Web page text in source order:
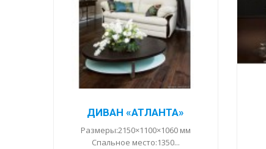
ДИВАН «АТЛАНТА»
Размеры:2150×1100×1060 мм
Спальное место:1350...